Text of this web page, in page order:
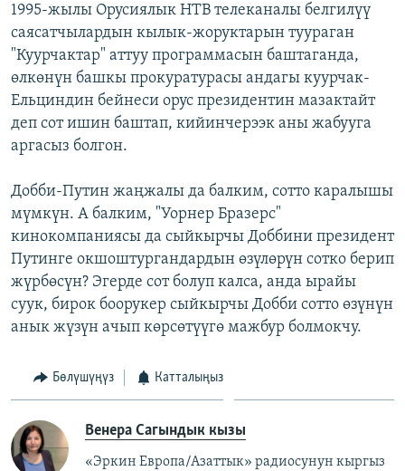
1995-жылы Орусиялык НТВ телеканалы белгилүү
саясатчылардын кылык-жоруктарын туураган
"Куурчактар" аттуу программасын баштаганда,
өлкөнүн башкы прокуратурасы андагы куурчак-
Ельциндин бейнеси орус президентин мазактайт
деп сот ишин баштап, кийинчерээк аны жабууга
аргасыз болгон.
Добби-Путин жаңжалы да балким, сотто каралышы
мүмкүн. А балким, "Уорнер Бразерс"
кинокомпаниясы да сыйкырчы Доббини президент
Путинге окшоштургандардын өзүлөрүн сотко берип
жүрбөсүн? Эгерде сот болуп калса, анда ырайы
суук, бирок боорукер сыйкырчы Добби сотто өзүнүн
анык жүзүн ачып көрсөтүүгө мажбур болмокчу.
Бөлүшүңүз Катталыңыз
Венера Сагындык кызы
«Эркин Европа/Азаттык» радиосунун кыргыз